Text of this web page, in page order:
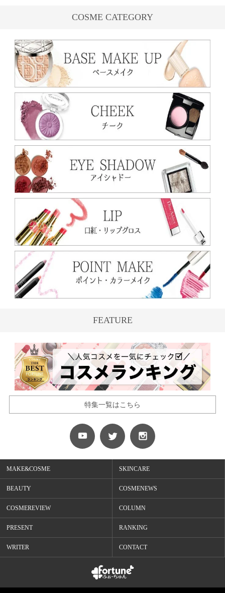
COSME CATEGORY
FEATURE
特集一覧はこちら
MAKE&COSME SKINCARE
BEAUTY COSMENEWS
COSMEREVIEW COLUMN
PRESENT RANKING
WRITER CONTACT